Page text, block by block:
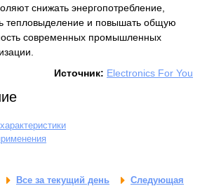
снижать энергопотребление,
тепловыделение и повышать общую
современных промышленных
Источник: Electronics For You
Все за текущий день Следующая